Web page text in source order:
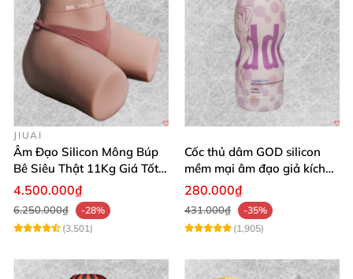
JIUAI
Âm Đạo Silicon Mông Búp
Bê Siêu Thật 11Kg Giá Tốt
Hàng Nhật
4.500.000₫
6.250.000₫
-28%
(3,501)
Cốc thủ dâm GOD silicon
mềm mại âm đạo giả kích
thích mạnh mẽ
280.000₫
431.000₫
-35%
(1,905)